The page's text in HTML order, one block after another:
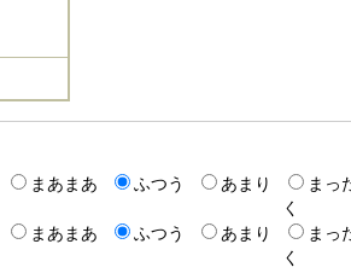
まあまあ ふつう あまり
まっ
く
まあまあ ふつう あまり
まっ
く